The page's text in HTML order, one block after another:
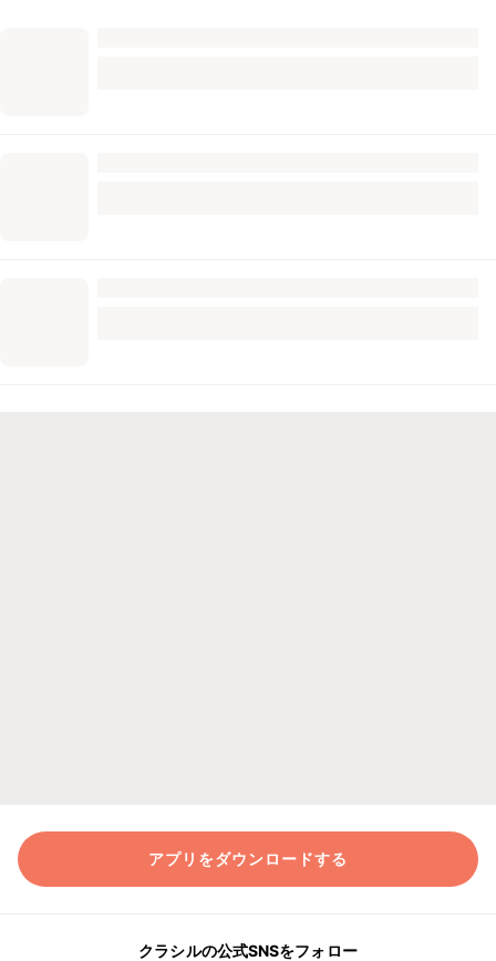
アプリをダウンロードする
クラシルの公式SNSをフォロー